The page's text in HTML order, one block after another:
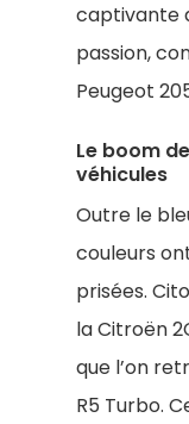
captivante
passion,
Peugeot
Le boom
véhicules
Outre le
couleurs
prisées.
la Citroën
que l’on
R5 Turbo.